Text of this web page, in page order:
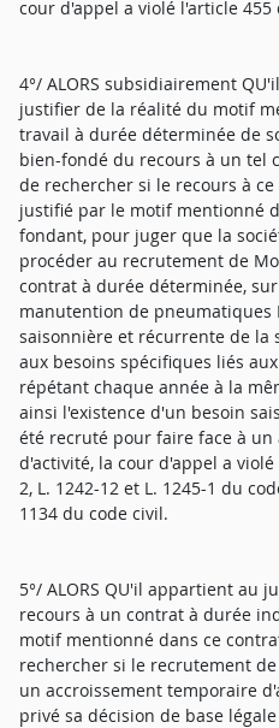
cour d'appel a violé l'article
4°/ ALORS subsidiairement
justifier de la réalité du motif
travail à durée déterminée de
bien-fondé du recours à un tel
de rechercher si le recours à
justifié par le motif mentionné
fondant, pour juger que la
procéder au recrutement de
contrat à durée déterminée,
manutention de pneumatiques
saisonnière et récurrente de la
aux besoins spécifiques liés
répétant chaque année à la
ainsi l'existence d'un besoin
été recruté pour faire face à
d'activité, la cour d'appel a violé
2, L. 1242-12 et L. 1245-1 du
1134 du code civil.
5°/ ALORS QU'il appartient au
recours à un contrat à durée
motif mentionné dans ce
rechercher si le recrutement
un accroissement temporaire
privé sa décision de base